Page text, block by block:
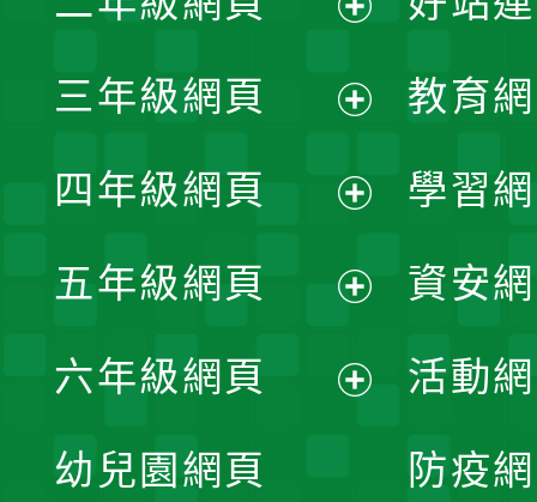
開
選
單
開
選
單
三年級網頁
開
選
單
四年級網頁
開
選
五年級網頁
開
六年級網頁
幼兒園網頁
教育
學習
資安
活動
防疫